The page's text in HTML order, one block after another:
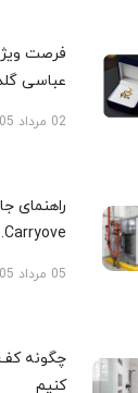
عباسی
02 مرداد 1405
Carryove...
05 مرداد 1405
چگونه
کنیم